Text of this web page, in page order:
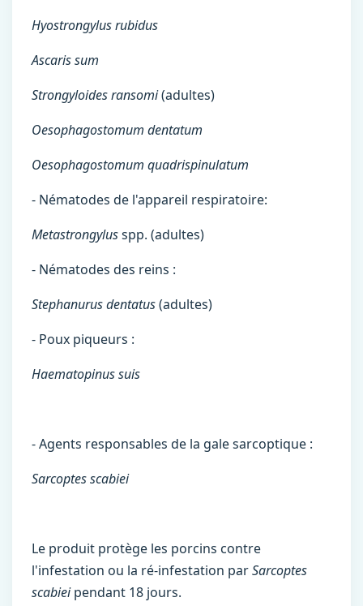
Hyostrongylus rubidus
Ascaris sum
Strongyloides ransomi(adultes)
Oesophagostomum dentatum
Oesophagostomum quadrispinulatum
- Nématodes de l'appareil respiratoire:
Metastrongylusspp. (adultes)
- Nématodes des reins :
Stephanurus dentatus(adultes)
- Poux piqueurs :
Haematopinus suis
- Agents responsables de la gale sarcoptique :
Sarcoptes scabiei
Le produit protège les porcins contre
l'infestation ou la ré-infestation parSarcoptes
scabieipendant 18 jours.